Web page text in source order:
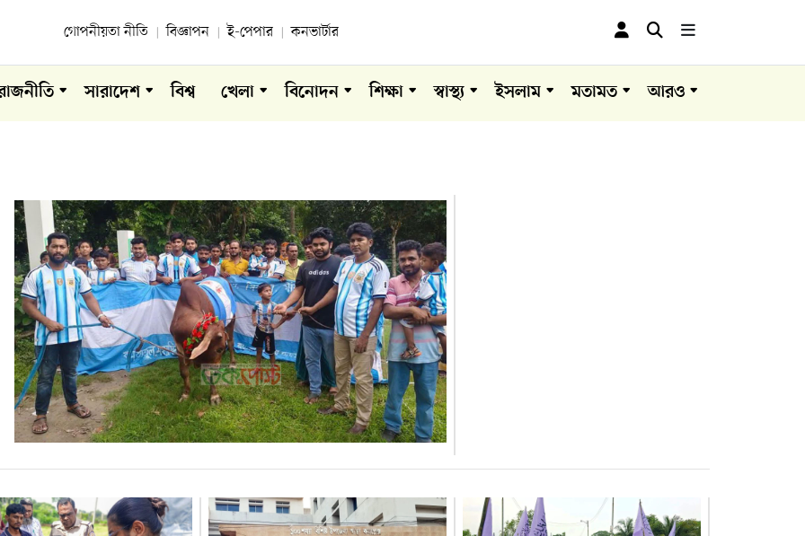
গোপনীয়তা নীতি বিজ্ঞাপন ই-পেপার কনভার্টার
সারাদেশ বিশ্ব খেলা বিনোদন শিক্ষা স্বাস্থ্য ইসলাম মতামত আরও